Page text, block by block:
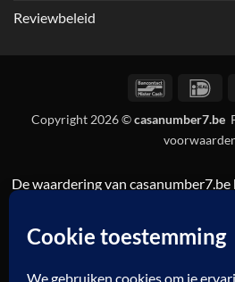
Reviewbeleid
Bancontact
Copyright 2026 ©casanumber7.be
De waardering van casanumber7.be